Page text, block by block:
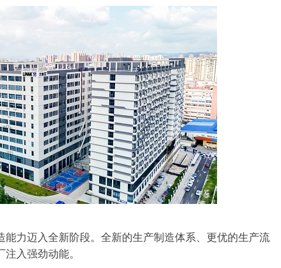
力迈入全新阶段。全新的生产制造体系、更优的生产流
入强劲动能。